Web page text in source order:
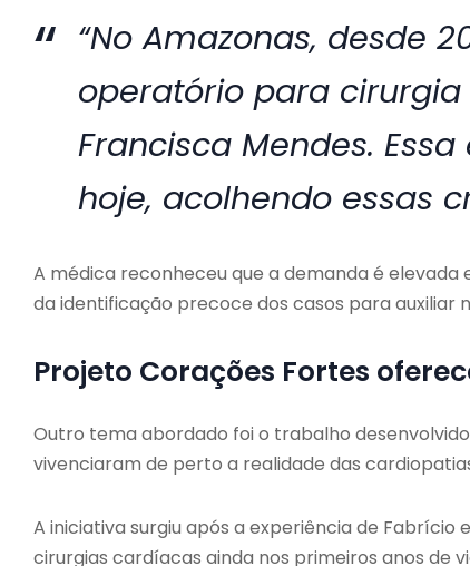
“No Amazonas, desde
operatório para
Francisca Mendes.
hoje, acolhendo essas
A médica reconheceu que a demanda é
da identificação precoce dos casos para auxiliar
Projeto Corações Fortes
Outro tema abordado foi o trabalho
vivenciaram de perto a realidade das
A iniciativa surgiu após a experiência de Fabrício
cirurgias cardíacas ainda nos primeiros anos de